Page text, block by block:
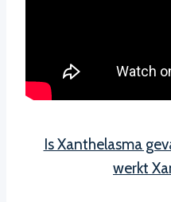
Is Xanthelasma
werkt